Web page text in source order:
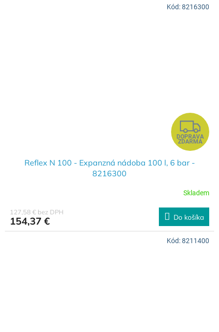
Z
A
A
R
M
O
DOPRAVA
ZDARMA
Reflex N 100 - Expanzná nádoba 100 l, 6 bar -
8216300
Skladem
127,58 € bez DPH
154,37 € Do košíka
Kód:8216300
Kód:8211400